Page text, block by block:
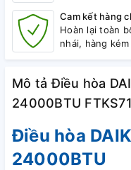
Cam kết hàng
Hoàn lại toàn
nhái, hàng
Mô tả Điều hòa
24000BTU
Điều hòa
24000BTU